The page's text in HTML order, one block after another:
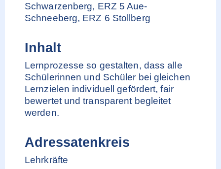
Schwarzenberg, ERZ 5 Aue-
Schneeberg, ERZ 6 Stollberg
Inhalt
Lernprozesse so gestalten, dass alle
Schülerinnen und Schüler bei gleichen
Lernzielen individuell gefördert, fair
bewertet und transparent begleitet
werden.
Adressatenkreis
Lehrkräfte